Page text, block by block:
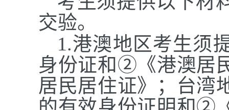
交验。
1.港澳地区考生须
身份证和②《港澳居
居民居住证》；台湾